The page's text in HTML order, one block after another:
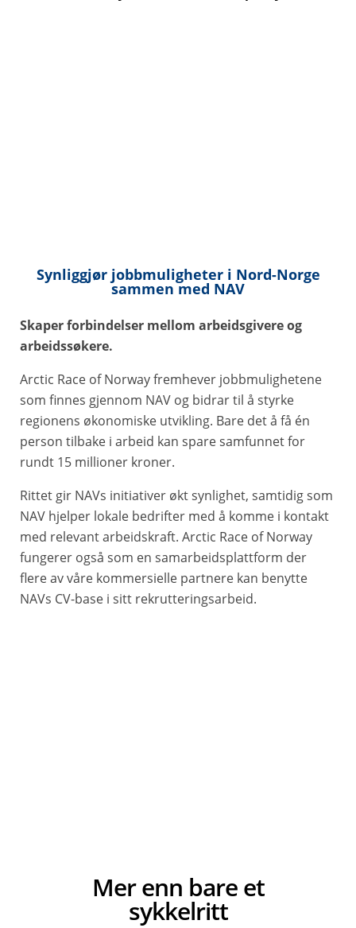
default
Synliggjør jobbmuligheter i Nord-Norge
sammen med NAV
Skaper forbindelser mellom arbeidsgivere og
arbeidssøkere.
Arctic Race of Norway fremhever jobbmulighetene
som finnes gjennom NAV og bidrar til å styrke
regionens økonomiske utvikling. Bare det å få én
person tilbake i arbeid kan spare samfunnet for
rundt 15 millioner kroner.
Rittet gir NAVs initiativer økt synlighet, samtidig som
NAV hjelper lokale bedrifter med å komme i kontakt
med relevant arbeidskraft. Arctic Race of Norway
fungerer også som en samarbeidsplattform der
flere av våre kommersielle partnere kan benytte
NAVs CV-base i sitt rekrutteringsarbeid.
Mer enn bare et
sykkelritt